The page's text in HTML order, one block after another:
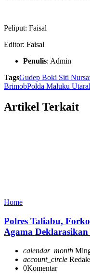
Peliput: Faisal
Editor: Faisal
Penulis: Admin
TagsGudep Boki Siti
BrimobPolda Maluku Utara
Artikel Terkait
Home
Polres Taliabu,
Agama
calendar_month
account_circle
0Komentar